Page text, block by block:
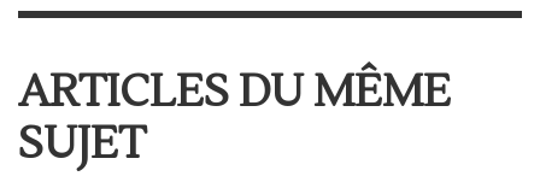
ARTICLES DU MÊME
SUJET